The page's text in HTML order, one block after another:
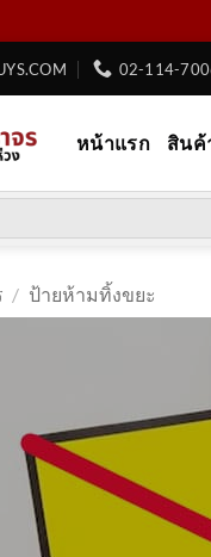
02-114-
หน้าแรก สินค้
/ ป้ายห้ามทิ้งขยะ